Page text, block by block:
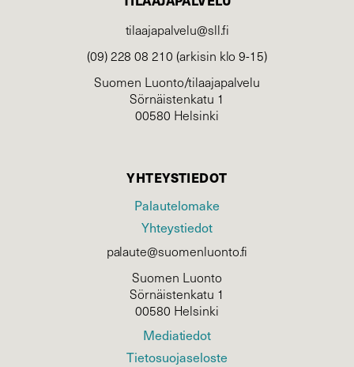
tilaajapalvelu@sll.fi
(09) 228 08 210 (arkisin klo 9-15)
Suomen Luonto/tilaajapalvelu
Sörnäistenkatu 1
00580 Helsinki
YHTEYSTIEDOT
Palautelomake
Yhteystiedot
palaute@suomenluonto.fi
Suomen Luonto
Sörnäistenkatu 1
00580 Helsinki
Mediatiedot
Tietosuojaseloste